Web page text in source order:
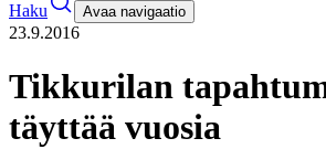
Haku
Avaa navigaatio
23.9.2016
Tikkurilan
täyttää vuosia